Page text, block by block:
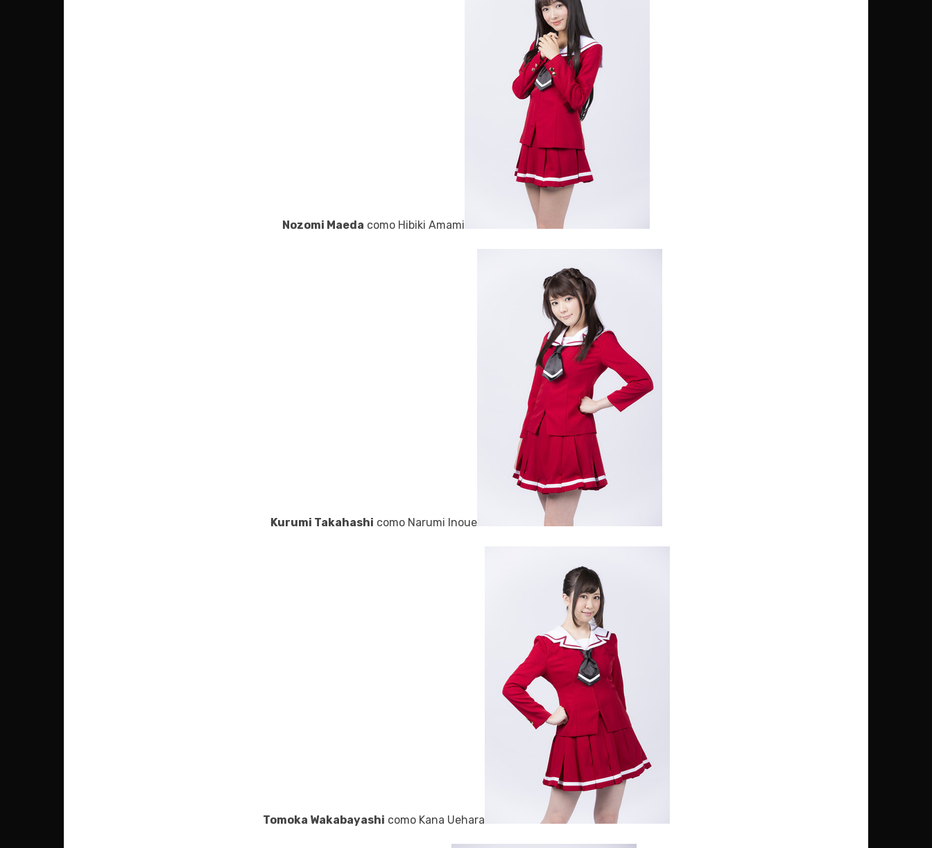
Nozomi Maeda como Hibiki Amami
Kurumi Takahashi como Narumi Inoue
Tomoka Wakabayashi como Kana Uehara